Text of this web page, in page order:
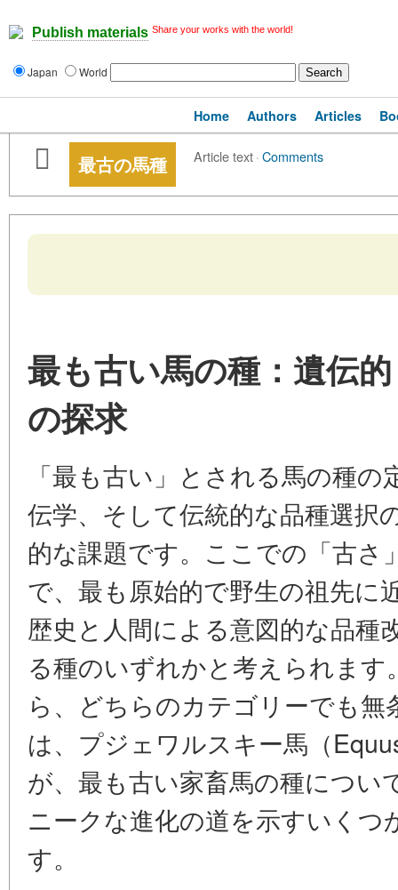
Publish materials Share your works with the world!
Japan World
Home Authors Articles
最古の馬種 Article text·Comments
最も古い馬の種：遺伝
の探求
「最も古い」とされる馬の種
伝学、そして伝統的な品種選択
的な課題です。ここでの「古さ
で、最も原始的で野生の祖先に
歴史と人間による意図的な品種
る種のいずれかと考えられま
ら、どちらのカテゴリーでも
は、プジェワルスキー馬（
が、最も古い家畜馬の種につい
ニークな進化の道を示すいく
す。